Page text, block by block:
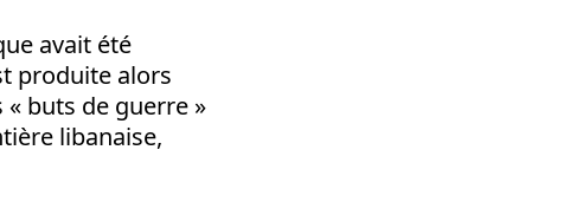
avait été
produite alors
buts de guerre »
libanaise,